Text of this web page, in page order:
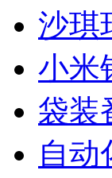
沙琪
小米
袋装
自动